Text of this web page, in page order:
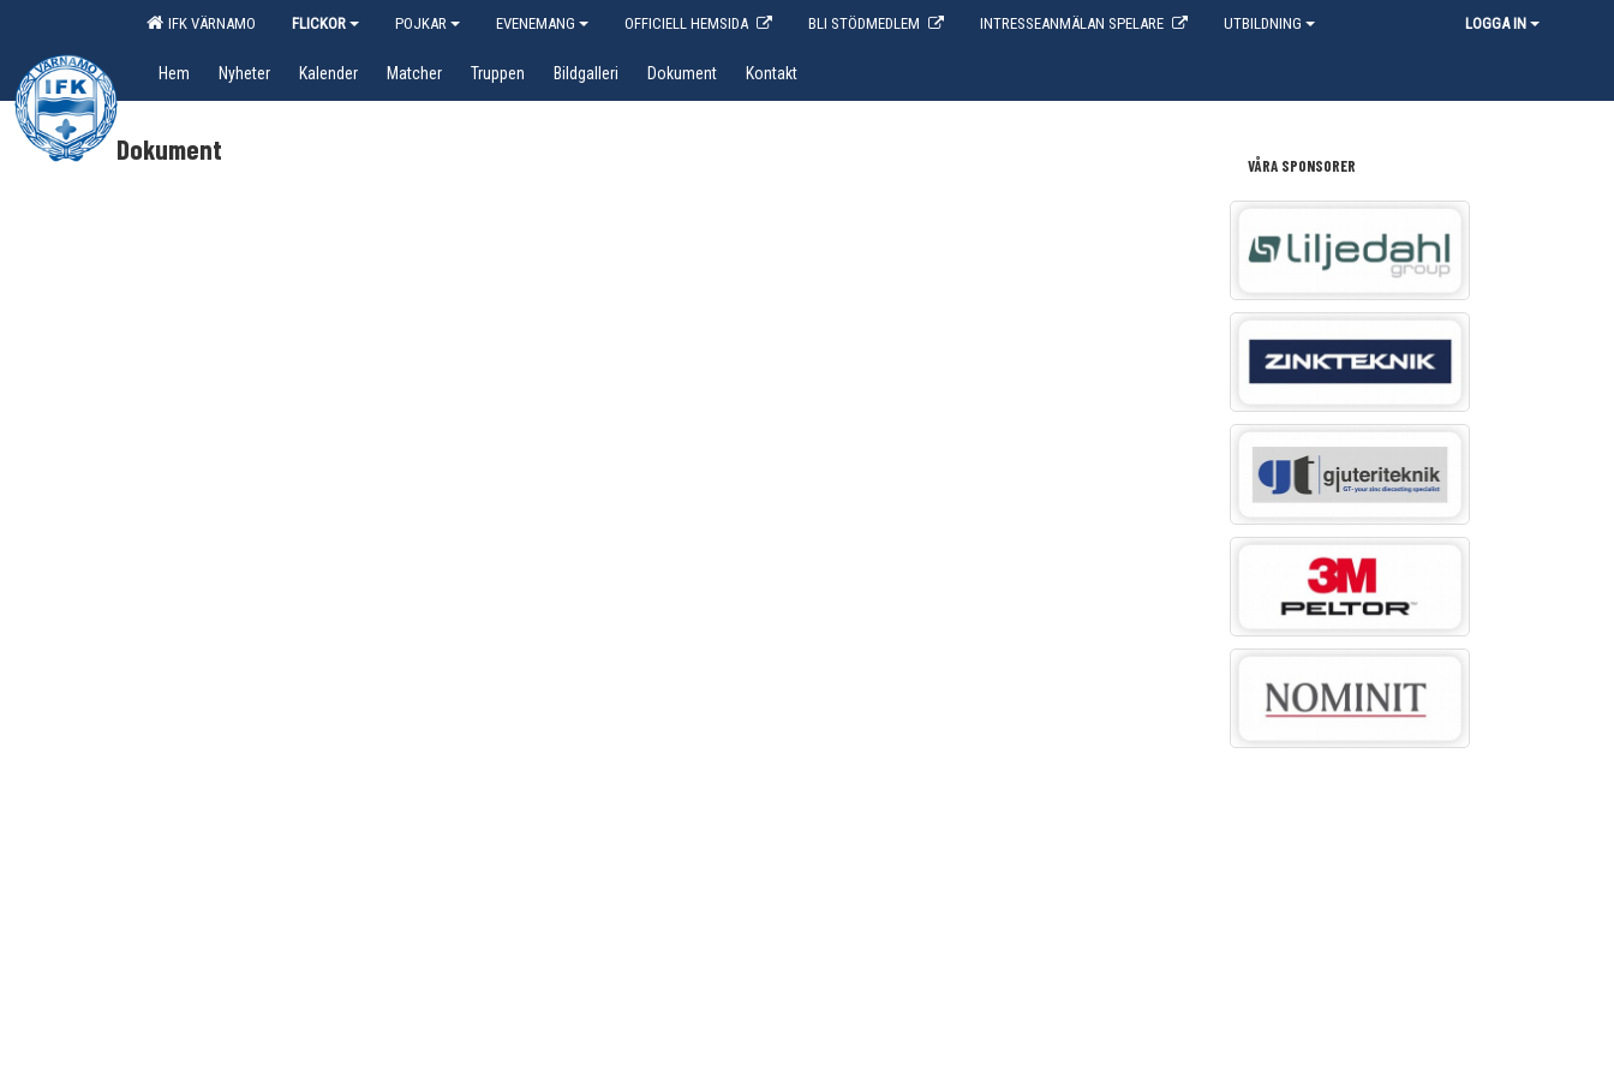
IFK VÄRNAMO FLICKOR POJKAR EVENEMANG OFFICIELL HEMSIDA BLI STÖDMEDLEM INTRESSEANMÄLAN SPELARE UTBILDNING LOGGA IN
Hem Nyheter Kalender Matcher Truppen Bildgalleri Dokument Kontakt
Dokument VÅRA SPONSORER